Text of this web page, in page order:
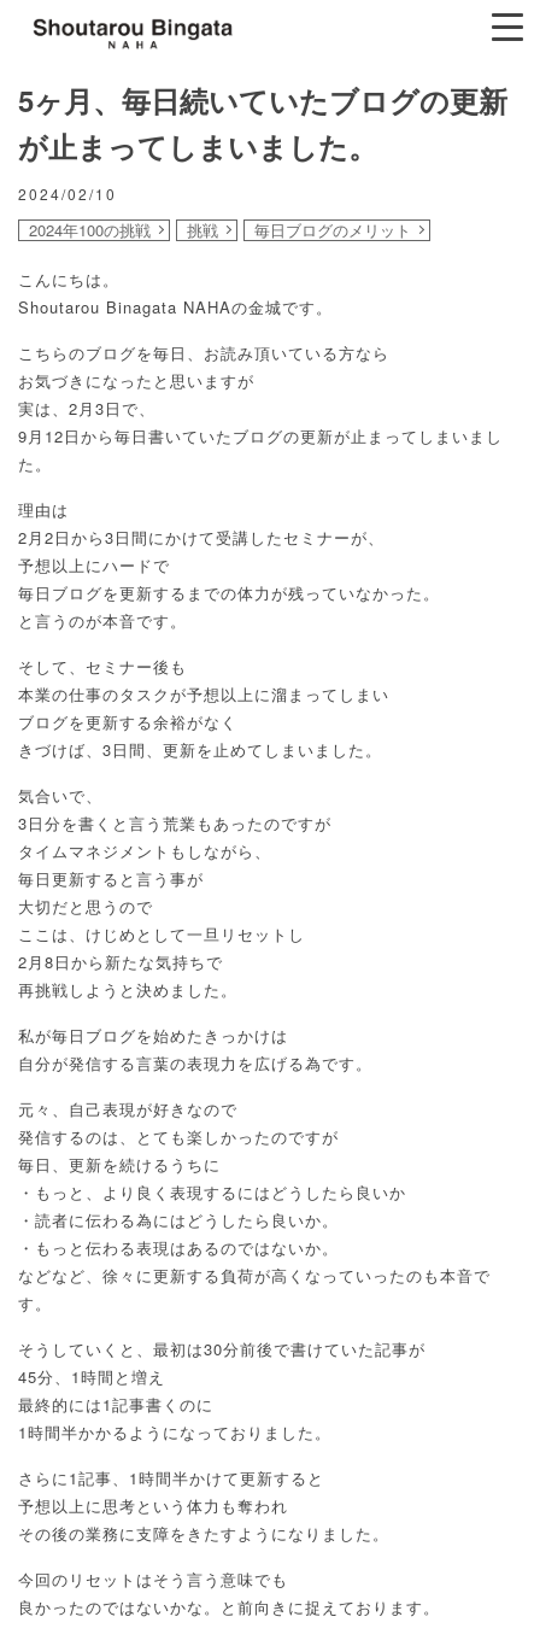
5ヶ月、毎日続いていたブログの更新
が止まってしまいました。
2024/02/10
2024年100の挑戦 挑戦 毎日ブログのメリット
こんにちは。
Shoutarou Binagata NAHAの金城です。
こちらのブログを毎日、お読み頂いている方なら
お気づきになったと思いますが
実は、2月3日で、
9月12日から毎日書いていたブログの更新が止まってしまいまし
た。
理由は
2月2日から3日間にかけて受講したセミナーが、
予想以上にハードで
毎日ブログを更新するまでの体力が残っていなかった。
と言うのが本音です。
そして、セミナー後も
本業の仕事のタスクが予想以上に溜まってしまい
ブログを更新する余裕がなく
きづけば、3日間、更新を止めてしまいました。
気合いで、
3日分を書くと言う荒業もあったのですが
タイムマネジメントもしながら、
毎日更新すると言う事が
大切だと思うので
ここは、けじめとして一旦リセットし
2月8日から新たな気持ちで
再挑戦しようと決めました。
私が毎日ブログを始めたきっかけは
自分が発信する言葉の表現力を広げる為です。
元々、自己表現が好きなので
発信するのは、とても楽しかったのですが
毎日、更新を続けるうちに
・もっと、より良く表現するにはどうしたら良いか
・読者に伝わる為にはどうしたら良いか。
・もっと伝わる表現はあるのではないか。
などなど、徐々に更新する負荷が高くなっていったのも本音で
す。
そうしていくと、最初は30分前後で書けていた記事が
45分、1時間と増え
最終的には1記事書くのに
1時間半かかるようになっておりました。
さらに1記事、1時間半かけて更新すると
予想以上に思考という体力も奪われ
その後の業務に支障をきたすようになりました。
今回のリセットはそう言う意味でも
良かったのではないかな。と前向きに捉えております。